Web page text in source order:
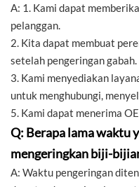
A: 1. Kami dapat
pelanggan.
2. Kita dapat membuat
setelah pengeringan gabah.
3. Kami menyediakan
untuk menghubungi,
5. Kami dapat menerima
Q: Berapa lama waktu
mengeringkan biji-
A: Waktu pengeringan